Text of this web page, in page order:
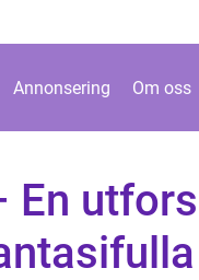
Annonsering Om oss